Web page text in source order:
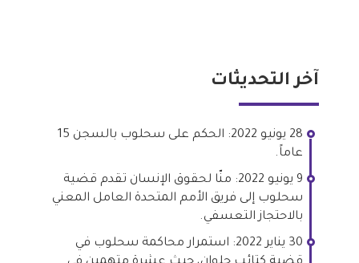
آخر التحديثات
28 يونيو 2022: الحكم على سحلوب بالسجن 15
عاماً.
9 يونيو 2022: منّا لحقوق الإنسان تقدم قضية
سحلوب إلى فريق الأمم المتحدة العامل المعني
بالاحتجاز التعسفي.
30 يناير 2022: استمرار محاكمة سحلوب في